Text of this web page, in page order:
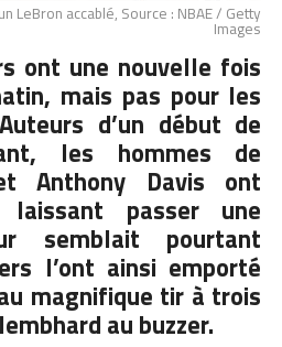
LeBron accablé, Source : NBAE / Getty
Images
ont une nouvelle fois
mais pas pour les
d’un début de
les hommes de
Anthony Davis ont
laissant passer une
semblait pourtant
l’ont ainsi emporté
magnifique tir à trois
au buzzer.